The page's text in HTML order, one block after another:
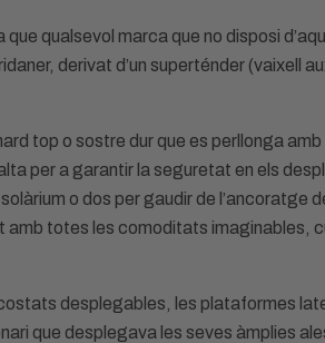
qualsevol marca que no disposi
derivat d’un superténder (vaixell
top o sostre dur que es perllonga
per a garantir la seguretat en els
o dos per gaudir de
totes les comoditats imaginables,
desplegables, les plataformes
que desplegava les seves àmplies